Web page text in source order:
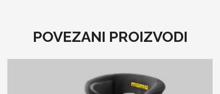
POVEZANI PROIZVODI